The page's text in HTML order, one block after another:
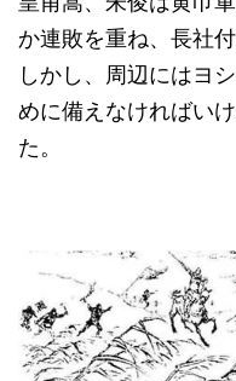
か連敗を重ね、長社
しかし、周辺にはヨ
めに備えなければい
た。